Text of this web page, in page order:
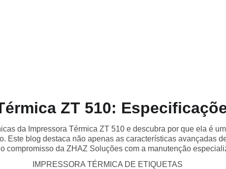
ZT 510:
da Impressora Térmica ZT 510 e descubra por que ela é
Este blog destaca não apenas as características avançadas
compromisso da ZHAZ Soluções com a manutenção
IMPRESSORA TÉRMICA DE ETIQUETAS